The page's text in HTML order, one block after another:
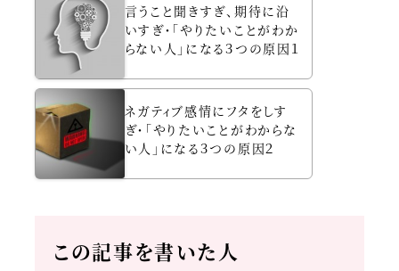
言うこと聞きすぎ、期待に沿
いすぎ・「やりたいことがわか
らない人」になる３つの原因１
ネガティブ感情にフタをしす
ぎ・「やりたいことがわからな
い人」になる３つの原因２
この記事を書いた人